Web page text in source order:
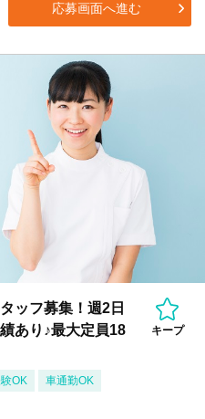
応募画面へ進む
ッフ募集！週2日
あり♪最大定員18
キープ
OK 車通勤OK